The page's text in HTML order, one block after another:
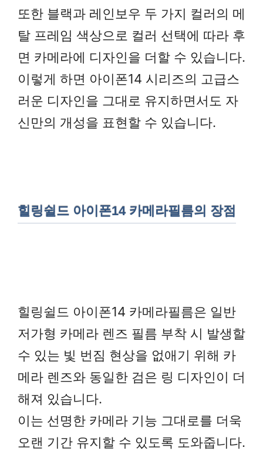
또한 블랙과 레인보우 두 가지 컬러의 메
탈 프레임 색상으로 컬러 선택에 따라 후
면 카메라에 디자인을 더할 수 있습니다.
이렇게 하면 아이폰14 시리즈의 고급스
러운 디자인을 그대로 유지하면서도 자
신만의 개성을 표현할 수 있습니다.
힐링쉴드 아이폰14 카메라필름의 장점
힐링쉴드 아이폰14 카메라필름은 일반
저가형 카메라 렌즈 필름 부착 시 발생할
수 있는 빛 번짐 현상을 없애기 위해 카
메라 렌즈와 동일한 검은 링 디자인이 더
해져 있습니다.
이는 선명한 카메라 기능 그대로를 더욱
오랜 기간 유지할 수 있도록 도와줍니다.